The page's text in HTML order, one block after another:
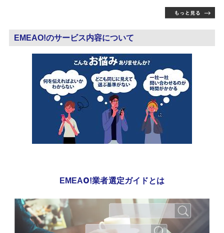
EMEAO!のサービス内容について
EMEAO!業者選定ガイドとは